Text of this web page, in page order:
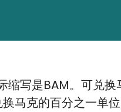
缩写是BAM。可兑换
马克的百分之一单